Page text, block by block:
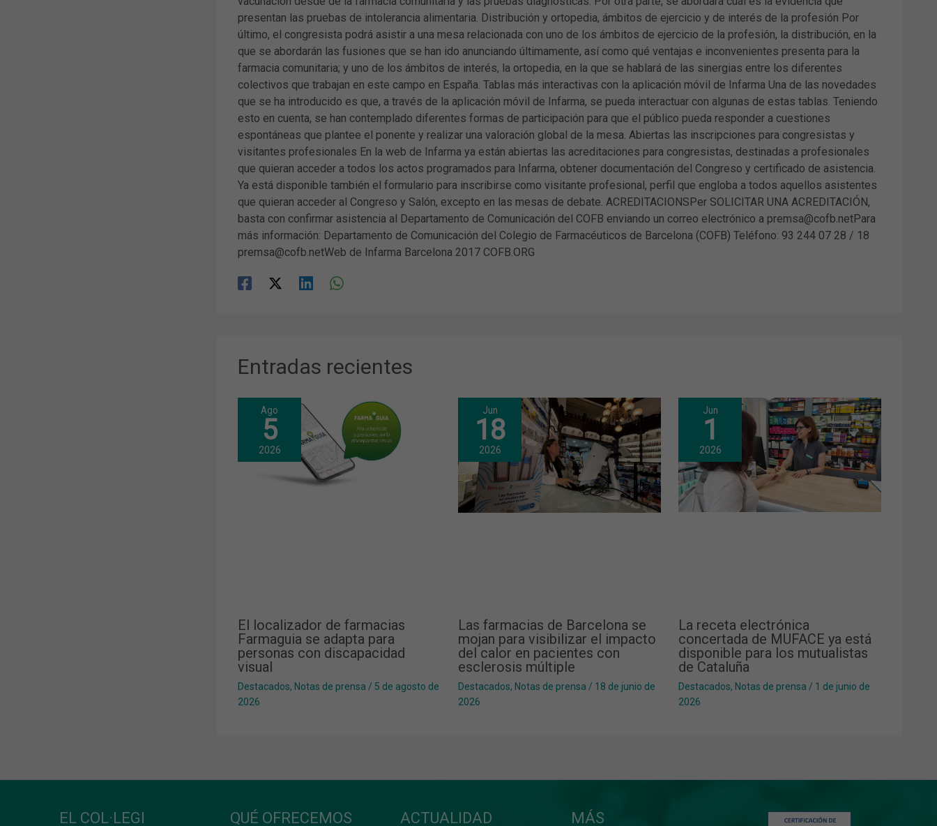
presentan las pruebas de intolerancia alimentaria. Distribución y ortopedia, ámbitos de ejercicio y de interés de la profesión Por
último, el congresista podrá asistir a una mesa relacionada con uno de los ámbitos de ejercicio de la profesión, la distribución, en la
que se abordarán las fusiones que se han ido anunciando últimamente, así como qué ventajas e inconvenientes presenta para la
farmacia comunitaria; y uno de los ámbitos de interés, la ortopedia, en la que se hablará de las sinergias entre los diferentes
colectivos que trabajan en este campo en España. Tablas más interactivas con la aplicación móvil de Infarma Una de las novedades
que se ha introducido es que, a través de la aplicación móvil de Infarma, se pueda interactuar con algunas de estas tablas. Teniendo
esto en cuenta, se han contemplado diferentes formas de participación para que el público pueda responder a cuestiones
espontáneas que plantee el ponente y realizar una valoración global de la mesa. Abiertas las inscripciones para congresistas y
visitantes profesionales En la web de Infarma ya están abiertas las acreditaciones para congresistas, destinadas a profesionales
que quieran acceder a todos los actos programados para Infarma, obtener documentación del Congreso y certificado de asistencia.
Ya está disponible también el formulario para inscribirse como visitante profesional, perfil que engloba a todos aquellos asistentes
que quieran acceder al Congreso y Salón, excepto en las mesas de debate. ACREDITACIONSPer SOLICITAR UNA ACREDITACIÓN,
basta con confirmar asistencia al Departamento de Comunicación del COFB enviando un correo electrónico a premsa@cofb.netPara
más información: Departamento de Comunicación del Colegio de Farmacéuticos de Barcelona (COFB) Teléfono: 93 244 07 28 / 18
premsa@cofb.netWeb de Infarma Barcelona 2017 COFB.ORG
Entradas recientes
Ago
5
2026
El localizador de farmacias
Farmaguia se adapta para
personas con discapacidad
visual
Destacados, Notas de prensa / 5 de agosto de
2026
Jun
18
2026
Las farmacias de Barcelona se
mojan para visibilizar el impacto
del calor en pacientes con
esclerosis múltiple
Destacados, Notas de prensa / 18 de junio de
2026
Jun
1
2026
La receta electrónica
concertada de MUFACE ya está
disponible para los mutualistas
de Cataluña
Destacados, Notas de prensa / 1 de junio de
2026
EL COL·LEGI QUÉ OFRECEMOS ACTUALIDAD MÁS